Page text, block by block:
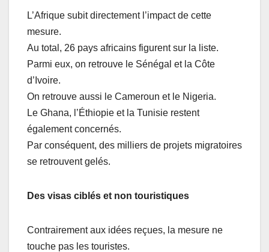
L’Afrique subit directement l’impact de cette
mesure.
Au total, 26 pays africains figurent sur la liste.
Parmi eux, on retrouve le Sénégal et la Côte
d’Ivoire.
On retrouve aussi le Cameroun et le Nigeria.
Le Ghana, l’Éthiopie et la Tunisie restent
également concernés.
Par conséquent, des milliers de projets migratoires
se retrouvent gelés.
Des visas ciblés et non touristiques
Contrairement aux idées reçues, la mesure ne
touche pas les touristes.